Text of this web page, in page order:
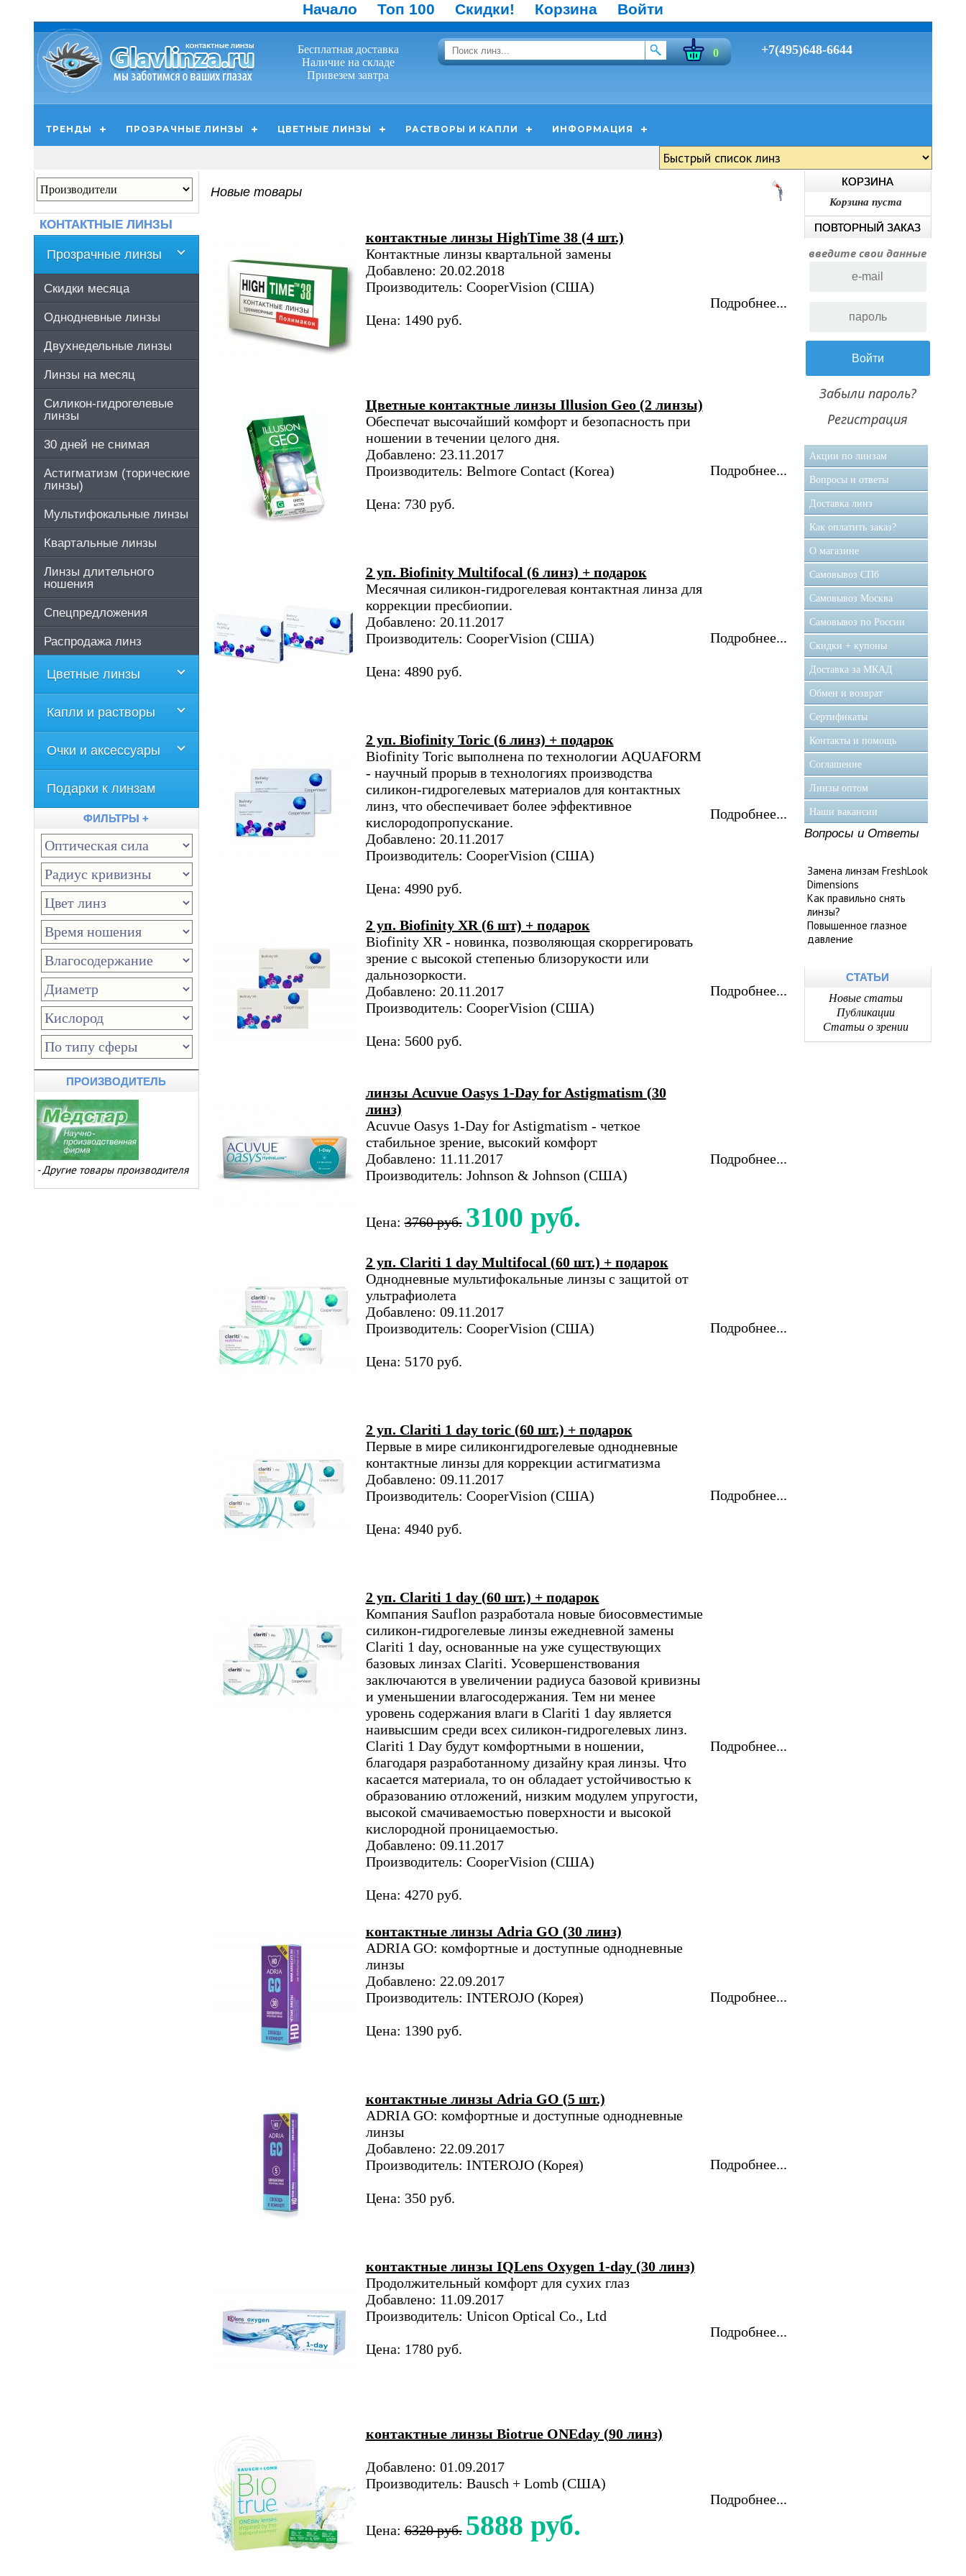
Начало Топ 100 Скидки! Корзина Войти
Бесплатная доставка
Наличие на складе
Привезем завтра
0 +7(495)648-6644
ТРЕНДЫ ПРОЗРАЧНЫЕ ЛИНЗЫ ЦВЕТНЫЕ ЛИНЗЫ РАСТВОРЫ И КАПЛИ ИНФОРМАЦИЯ
Новые товары
контактные линзы HighTime 38 (4 шт.)
Контактные линзы квартальной замены
Добавлено: 20.02.2018
Производитель: CooperVision (США)
Цена: 1490 руб.
Подробнее...
Цветные контактные линзы Illusion Geo (2 линзы)
Обеспечат высочайший комфорт и безопасность при
ношении в течении целого дня.
Добавлено: 23.11.2017
Производитель: Belmore Contact (Korea)
Цена: 730 руб.
Подробнее...
2 уп. Biofinity Multifocal (6 линз) + подарок
Месячная силикон-гидрогелевая контактная линза для
коррекции пресбиопии.
Добавлено: 20.11.2017
Производитель: CooperVision (США)
Цена: 4890 руб.
Подробнее...
2 уп. Biofinity Toric (6 линз) + подарок
Biofinity Toric выполнена по технологии AQUAFORM
- научный прорыв в технологиях производства
силикон-гидрогелевых материалов для контактных
линз, что обеспечивает более эффективное
кислородопропускание.
Добавлено: 20.11.2017
Производитель: CooperVision (США)
Цена: 4990 руб.
Подробнее...
2 уп. Biofinity XR (6 шт) + подарок
Biofinity XR - новинка, позволяющая скоррегировать
зрение с высокой степенью близорукости или
дальнозоркости.
Добавлено: 20.11.2017
Производитель: CooperVision (США)
Цена: 5600 руб.
Подробнее...
линзы Acuvue Oasys 1-Day for Astigmatism (30
линз)
Acuvue Oasys 1-Day for Astigmatism - четкое
стабильное зрение, высокий комфорт
Добавлено: 11.11.2017
Производитель: Johnson & Johnson (США)
Цена:3760 руб. 3100 руб.
Подробнее...
2 уп. Clariti 1 day Multifocal (60 шт.) + подарок
Однодневные мультифокальные линзы с защитой от
ультрафиолета
Добавлено: 09.11.2017
Производитель: CooperVision (США)
Цена: 5170 руб.
Подробнее...
2 уп. Clariti 1 day toric (60 шт.) + подарок
Первые в мире силиконгидрогелевые однодневные
контактные линзы для коррекции астигматизма
Добавлено: 09.11.2017
Производитель: CooperVision (США)
Цена: 4940 руб.
Подробнее...
2 уп. Clariti 1 day (60 шт.) + подарок
Компания Sauflon разработала новые биосовместимые
силикон-гидрогелевые линзы ежедневной замены
Clariti 1 day, основанные на уже существующих
базовых линзах Clariti. Усовершенствования
заключаются в увеличении радиуса базовой кривизны
и уменьшении влагосодержания. Тем ни менее
уровень содержания влаги в Clariti 1 day является
наивысшим среди всех силикон-гидрогелевых линз.
Clariti 1 Day будут комфортными в ношении,
благодаря разработанному дизайну края линзы. Что
касается материала, то он обладает устойчивостью к
образованию отложений, низким модулем упругости,
высокой смачиваемостью поверхности и высокой
кислородной проницаемостью.
Добавлено: 09.11.2017
Производитель: CooperVision (США)
Цена: 4270 руб.
Подробнее...
контактные линзы Adria GO (30 линз)
ADRIA GO: комфортные и доступные однодневные
линзы
Добавлено: 22.09.2017
Производитель: INTEROJO (Корея)
Цена: 1390 руб.
Подробнее...
контактные линзы Adria GO (5 шт.)
ADRIA GO: комфортные и доступные однодневные
линзы
Добавлено: 22.09.2017
Производитель: INTEROJO (Корея)
Цена: 350 руб.
Подробнее...
контактные линзы IQLens Oxygen 1-day (30 линз)
Продолжительный комфорт для сухих глаз
Добавлено: 11.09.2017
Производитель: Unicon Optical Co., Ltd
Цена: 1780 руб.
Подробнее...
контактные линзы Biotrue ONEday (90 линз)
Добавлено: 01.09.2017
Производитель: Bausch + Lomb (США)
Цена:6320 руб. 5888 руб.
Подробнее...
КОНТАКТНЫЕ ЛИНЗЫ
Прозрачные линзы
Скидки месяца
Однодневные линзы
Двухнедельные линзы
Линзы на месяц
Силикон-гидрогелевые
линзы
30 дней не снимая
Астигматизм (торические
линзы)
Мультифокальные линзы
Квартальные линзы
Линзы длительного
ношения
Спецпредложения
Распродажа линз
Цветные линзы
Капли и растворы
Очки и аксессуары
Подарки к линзам
ФИЛЬТРЫ +
ПРОИЗВОДИТЕЛЬ
-Другие товары производителя
КОРЗИНА
Корзина пуста
ПОВТОРНЫЙ ЗАКАЗ
введите свои данные
Забыли пароль?
Регистрация
Акции по линзам
Вопросы и ответы
Доставка линз
Как оплатить заказ?
О магазине
Самовывоз CПб
Самовывоз Москва
Самовывоз по России
Скидки + купоны
Доставка за МКАД
Обмен и возврат
Сертификаты
Контакты и помощь
Соглашение
Линзы оптом
Наши вакансии
Вопросы и Ответы
Замена линзам FreshLook
Dimensions
Как правильно снять
линзы?
Повышенное глазное
давление
СТАТЬИ
Новые статьи
Публикации
Статьи о зрении